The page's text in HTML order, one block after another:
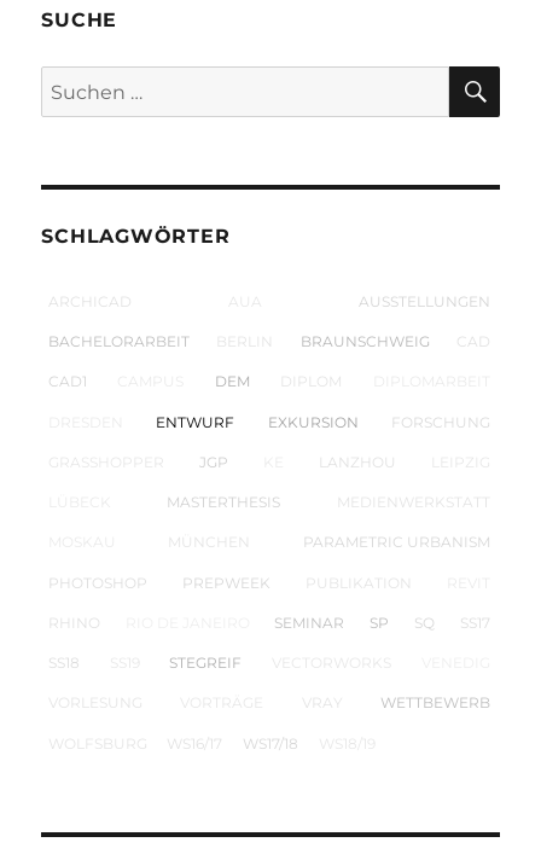
SUCHE
Suchen
nach:
SCHLAGWÖRTER
ARCHICAD AUA AUSSTELLUNGEN
BACHELORARBEIT BERLIN BRAUNSCHWEIG CAD
CAD1 DEM DIPLOM
ENTWURF EXKURSION FORSCHUNG
GRASSHOPPER JGP LANZHOU LEIPZIG
MASTERTHESIS MEDIENWERKSTATT
MÜNCHEN PARAMETRIC URBANISM
PHOTOSHOP PREPWEEK PUBLIKATION
RHINO SEMINAR SP SQ SS17
SS18 SS19 STEGREIF VECTORWORKS
VORLESUNG VORTRÄGE VRAY WETTBEWERB
WOLFSBURG WS16/17 WS17/18 WS18/19